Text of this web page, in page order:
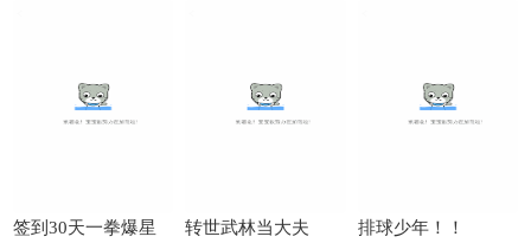
签到30天一拳爆星 转世武林当大夫 排球少年！！